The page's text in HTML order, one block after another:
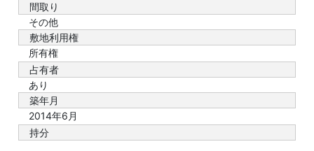
間取り
その他
敷地利用権
所有権
占有者
あり
築年月
2014年6月
持分